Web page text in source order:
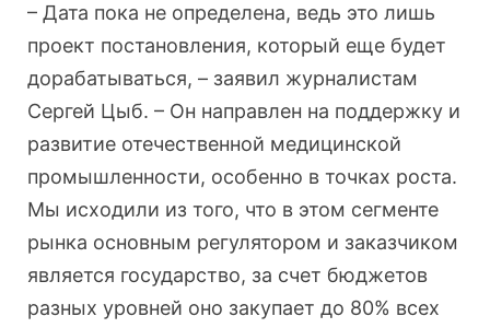
– Дата пока не определена, ведь это лишь
проект постановления, который еще будет
дорабатываться, – заявил журналистам
Сергей Цыб. – Он направлен на поддержку и
развитие отечественной медицинской
промышленности, особенно в точках роста.
Мы исходили из того, что в этом сегменте
рынка основным регулятором и заказчиком
является государство, за счет бюджетов
разных уровней оно закупает до 80% всех